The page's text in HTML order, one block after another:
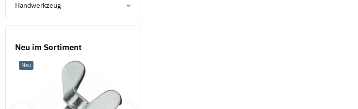
Handwerkzeug
Neu im Sortiment
Neu